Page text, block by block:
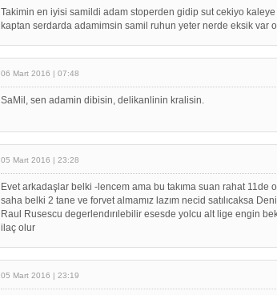
Takimin en iyisi samildi adam stoperden gidip sut cekiyo
kaptan serdarda adamimsin samil ruhun yeter nerde eksik var
06 Mart 2016 | 07:48
SaMil, sen adamin dibisin, delikanlinin kralisin.
05 Mart 2016 | 23:28
Evet arkadaşlar belki -lencem ama bu takıma suan rahat 11de
saha belki 2 tane ve forvet almamız lazım necid satılıcaksa
Raul Rusescu degerlendırılebilir esesde yolcu alt lige engin
ilaç olur
05 Mart 2016 | 23:19